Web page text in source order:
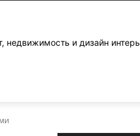
недвижимость и дизайн